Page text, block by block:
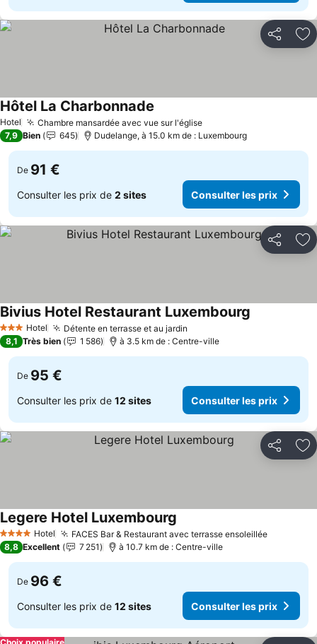
Partager
Hotel Chambre mansardée avec vue sur l'égliseConsulter les prix
Hôtel La Charbonnade
7,9 Bien 645 Dudelange, à 15.0 km de : Luxembourg
De 91 €
Consulter les prix de 2 sites Consulter les prix
Partager
3 ÉtoilesHotel Détente en terrasse et au jardin
Bivius Hotel Restaurant Luxembourg
8,1 Très bien 1 586 à 3.5 km de : Centre-ville
De 95 €
Consulter les prix de 12 sites Consulter les prix
Partager
4 Étoiles Hotel FACES Bar & Restaurant avec terrasse ensoleillée
Legere Hotel Luxembourg
8,8 Excellent 7 251 à 10.7 km de : Centre-ville
De 96 €
Consulter les prix de 12 sites Consulter les prix